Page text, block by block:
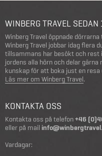
WINBERG TRAVEL
Winberg Travel öppnade
Winberg Travel jobbar idag flera
tillsammans har besökt och rest
jordens alla hörn och delar
kunskap för att boka just en resa
Läs mer om Winberg Travel.
KONTAKTA OSS
Kontakta oss på telefon+46
eller på mail
Vardagar: